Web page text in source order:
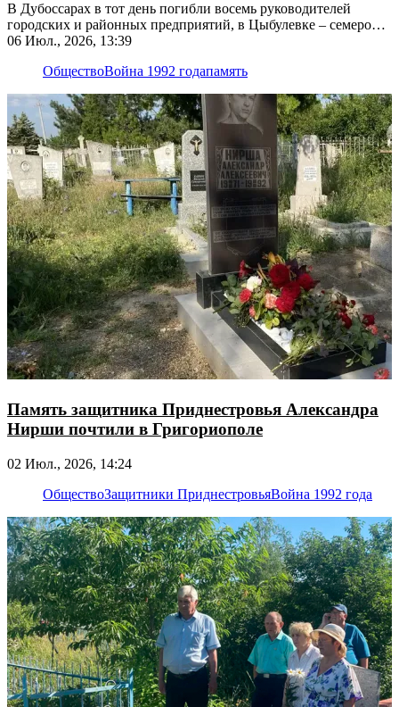
В Дубоссарах в тот день погибли восемь руководителей
городских и районных предприятий, в Цыбулевке – семеро
местных жителей
06 Июл., 2026, 13:39
ОбществоВойна 1992 годапамять
Память защитника Приднестровья Александра
Нирши почтили в Григориополе
02 Июл., 2026, 14:24
ОбществоЗащитники ПриднестровьяВойна 1992 года